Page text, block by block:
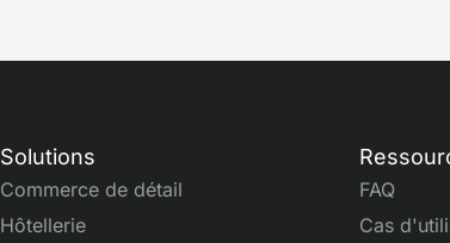
Solutions
Commerce de détail
Hôtellerie
FAQ
Cas